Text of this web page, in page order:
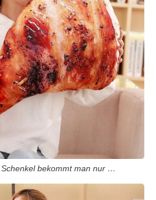
bekommt man nur …